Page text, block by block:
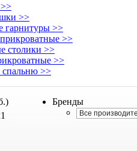
>>
>>
гарнитуры >>
>>
столики >>
>>
>>
Бренды